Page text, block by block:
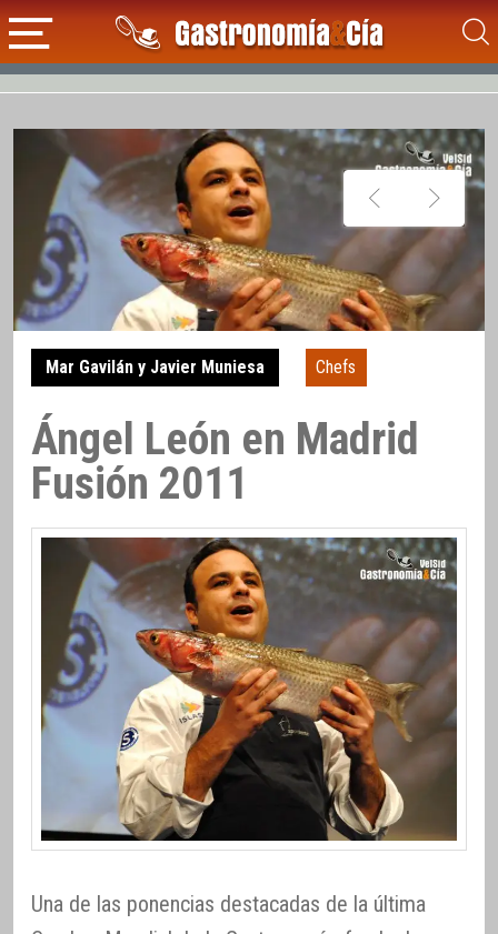
Mar Gavilán y Javier Muniesa Chefs
Ángel León en Madrid
Fusión 2011
Una de las ponencias destacadas de la última